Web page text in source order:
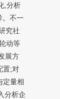
,分析
。不一
究社
动等
展方
置;对
定量相
分析企